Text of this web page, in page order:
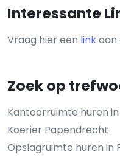
Interessante
Vraag hier een linkaan
Zoek op
Kantoorruimte huren
Koerier Papendrecht
Opslagruimte huren in